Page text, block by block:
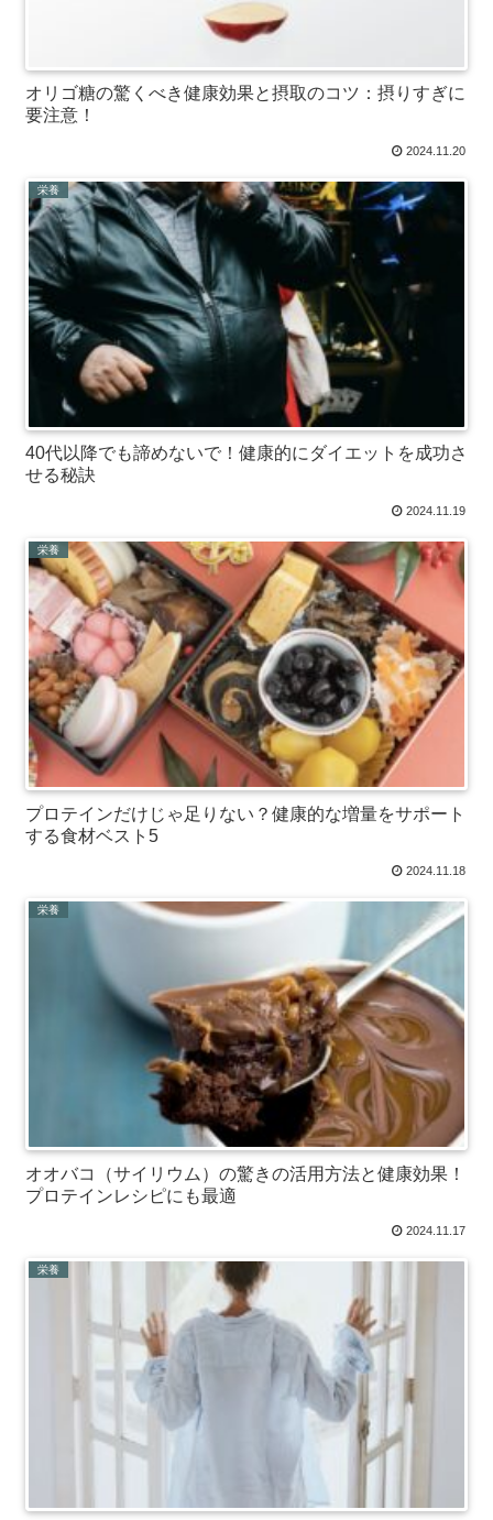
オリゴ糖の驚くべき健康効果と摂取のコツ：摂りすぎに
要注意！
2024.11.20
栄養
40代以降でも諦めないで！健康的にダイエットを成功さ
せる秘訣
2024.11.19
栄養
プロテインだけじゃ足りない？健康的な増量をサポート
する食材ベスト5
2024.11.18
栄養
オオバコ（サイリウム）の驚きの活用方法と健康効果！
プロテインレシピにも最適
2024.11.17
栄養